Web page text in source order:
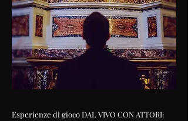
Esperienze di gioco DAL VIVO CON ATTORI: